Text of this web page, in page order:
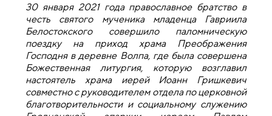
30 января 2021 года православное братство в
честь святого мученика младенца Гавриила
Белостокского совершило паломническую
поездку на приход храма Преображения
Господня в деревне Волпа, где была совершена
Божественная литургия, которую возглавил
настоятель храма иерей Иоанн Гришкевич
совместно с руководителем отдела по церковной
благотворительности и социальному служению